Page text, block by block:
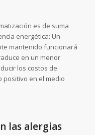
es de suma
energética: Un
mantenido funcionará
en un menor
los costos de
positivo en el medio
las alergias